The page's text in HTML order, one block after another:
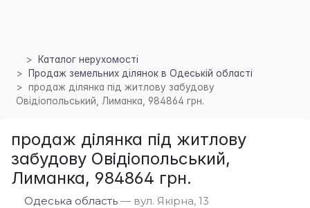
Каталог нерухомості
Продаж земельних ділянок в Одеській області
продаж ділянка під житлову забудову
Овідіопольський, Лиманка, 984864 грн.
продаж ділянка під житлову
забудову Овідіопольський,
Лиманка, 984864 грн.
Одеська область — вул. Якірна, 13